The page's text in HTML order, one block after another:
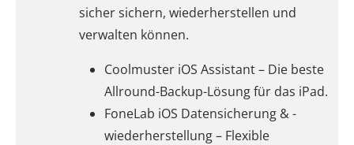
sicher sichern, wiederherstellen und
verwalten können.
Coolmuster iOS Assistant – Die beste
Allround-Backup-Lösung für das iPad.
FoneLab iOS Datensicherung & -
wiederherstellung – Flexible